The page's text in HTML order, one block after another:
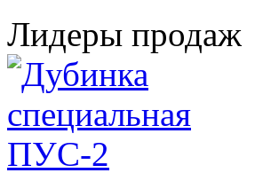
Лидеры продаж